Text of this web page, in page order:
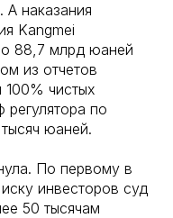
А наказания
Kangmei
88,7 млрд юаней
из отчетов
чистых
по
юаней.
По первому в
инвесторов суд
50 тысячам